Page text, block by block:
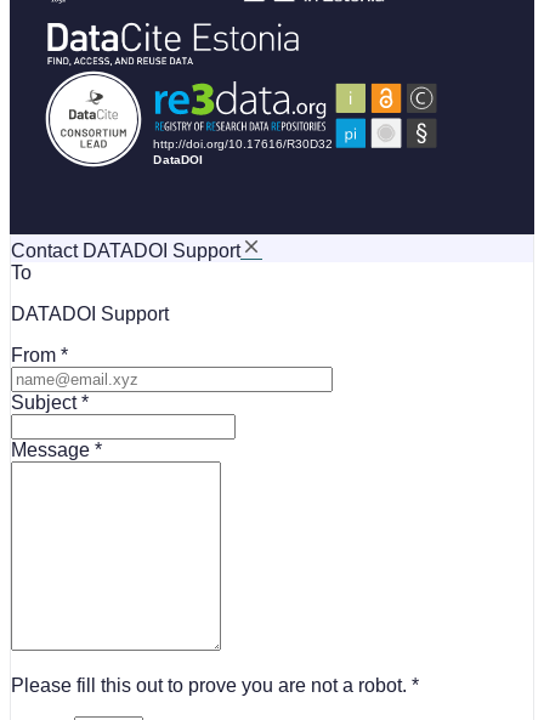
Contact DATADOI Support
To
DATADOI Support
From
Subject
Message
Please fill this out to prove you are not a robot.